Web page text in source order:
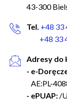
43-300
Tel. +48 33
+48 33
Adresy do
- e-
AE:PL-
- ePUAP: /